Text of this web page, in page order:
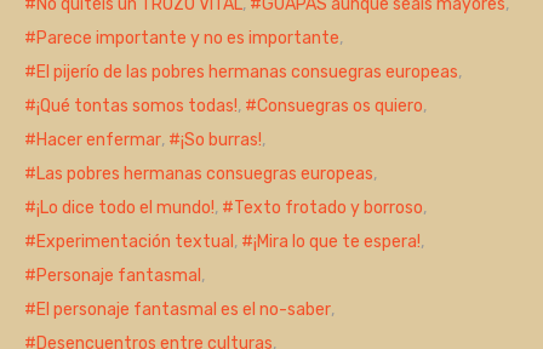
No quitéis un TROZO VITAL, GUAPAS aunque seais mayores,
Parece importante y no es importante,
El pijerío de las pobres hermanas consuegras europeas,
¡Qué tontas somos todas!, Consuegras os quiero,
Hacer enfermar, ¡So burras!,
Las pobres hermanas consuegras europeas,
¡Lo dice todo el mundo!, Texto frotado y borroso,
Experimentación textual, ¡Mira lo que te espera!,
Personaje fantasmal,
El personaje fantasmal es el no-saber,
Desencuentros entre culturas,